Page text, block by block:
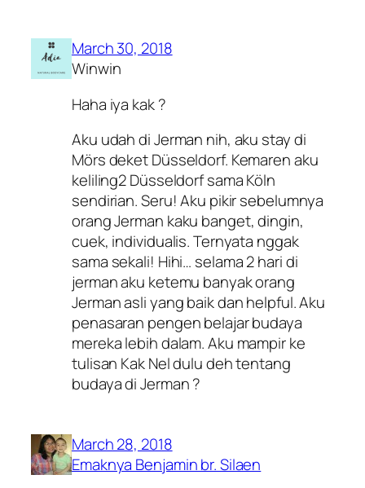
March 30, 2018
Winwin
Haha iya kak ?
Aku udah di Jerman nih, aku stay di
Mörs deket Düsseldorf. Kemaren aku
keliling2 Düsseldorf sama Köln
sendirian. Seru! Aku pikir sebelumnya
orang Jerman kaku banget, dingin,
cuek, individualis. Ternyata nggak
sama sekali! Hihi… selama 2 hari di
jerman aku ketemu banyak orang
Jerman asli yang baik dan helpful. Aku
penasaran pengen belajar budaya
mereka lebih dalam. Aku mampir ke
tulisan Kak Nel dulu deh tentang
budaya di Jerman ?
March 28, 2018
Emaknya Benjamin br. Silaen